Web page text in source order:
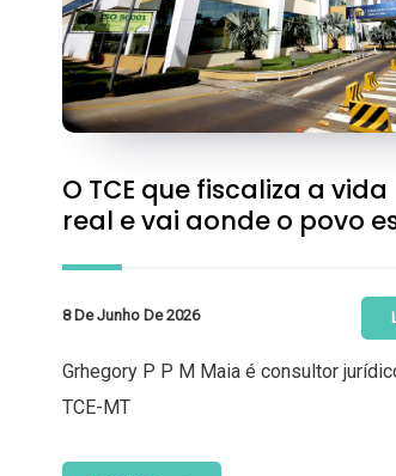
O TCE que fiscaliza a vida
real e vai aonde o povo
8 De Junho De 2026
Grhegory P P M Maia é consultor
TCE-MT